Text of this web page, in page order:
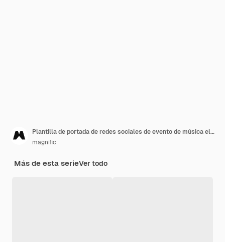
Plantilla de portada de redes sociales de evento de música electrónica
magnific
Más de esta serieVer todo